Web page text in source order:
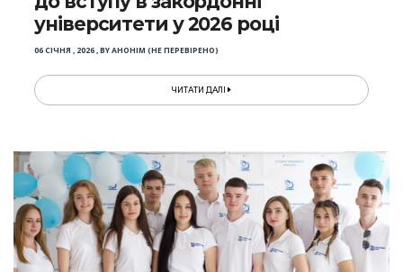
університети у 2026 році
06 СІЧНЯ , 2026,BYАНОНІМ (НЕ ПЕРЕВІРЕНО)
ЧИТАТИ ДАЛІ